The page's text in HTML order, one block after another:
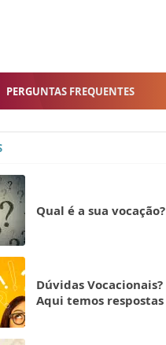
PERGUNTAS FREQUENTES
Qual é a sua vocação?
Dúvidas Vocacionais?
Aqui temos respostas